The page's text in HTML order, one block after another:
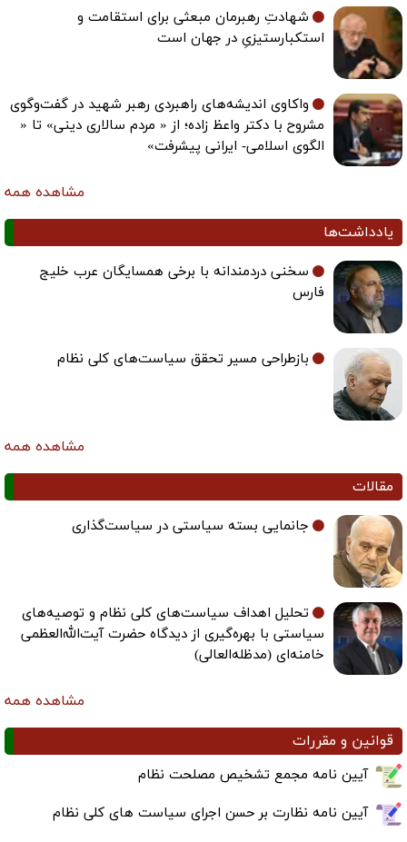
شهادتِ رهبرمان مبعثی برای استقامت و
استکبارستیزیِ در جهان است
واکاوی اندیشه‌های راهبردی رهبر شهید در گفت‌وگوی
مشروح با دکتر واعظ زاده؛ از « مردم سالاری دینی» تا «
الگوی اسلامی- ایرانی پیشرفت»
مشاهده همه
یادداشت‌ها
سخنی دردمندانه با برخی همسایگان عرب خلیج
فارس
بازطراحی مسیر تحقق سیاست‌های کلی نظام
مشاهده همه
مقالات
جانمایی بسته سیاستی در سیاست‌گذاری
تحلیل اهداف سیاست‌های کلی نظام و توصیه‌های
سیاستی با بهره‌گیری از دیدگاه حضرت آیت‌الله‌العظمی
خامنه‌ای (مدظله‌العالی)
مشاهده همه
قوانین و مقررات
آیین نامه مجمع تشخیص مصلحت نظام
آیین نامه نظارت بر حسن اجرای سیاست های کلی نظام